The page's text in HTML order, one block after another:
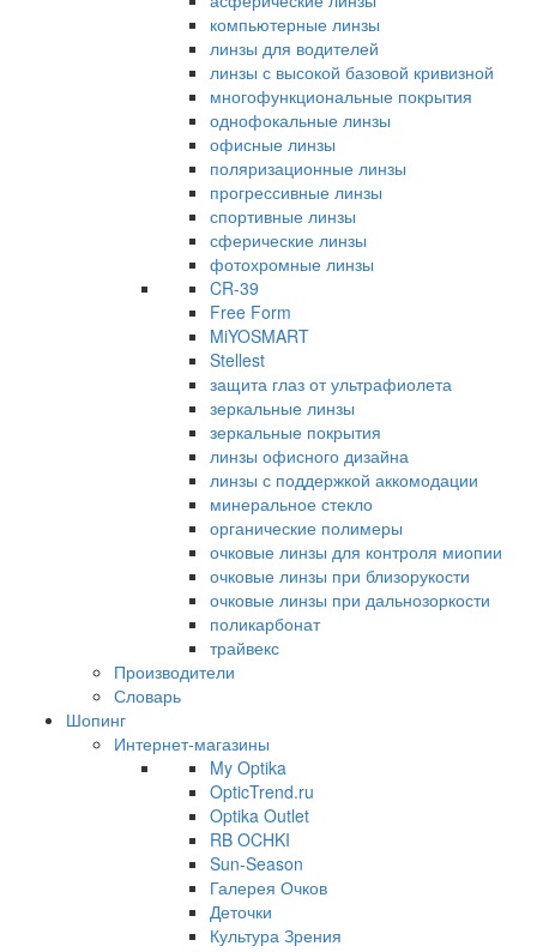
компьютерные линзы
линзы для водителей
линзы с высокой базовой кривизной
многофункциональные покрытия
однофокальные линзы
офисные линзы
поляризационные линзы
прогрессивные линзы
спортивные линзы
сферические линзы
фотохромные линзы
CR-39
Free Form
MiYOSMART
Stellest
защита глаз от ультрафиолета
зеркальные линзы
зеркальные покрытия
линзы офисного дизайна
линзы с поддержкой аккомодации
минеральное стекло
органические полимеры
очковые линзы для контроля миопии
очковые линзы при близорукости
очковые линзы при дальнозоркости
поликарбонат
трайвекс
Производители
Словарь
Шопинг
Интернет-магазины
My Optika
OpticTrend.ru
Optika Outlet
RB OCHKI
Sun-Season
Галерея Очков
Деточки
Культура Зрения